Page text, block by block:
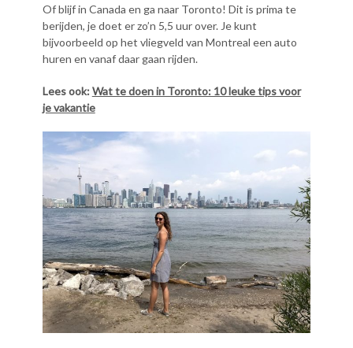
Of blijf in Canada en ga naar Toronto! Dit is prima te
berijden, je doet er zo’n 5,5 uur over. Je kunt
bijvoorbeeld op het vliegveld van Montreal een auto
huren en vanaf daar gaan rijden.
Lees ook:Wat te doen in Toronto: 10 leuke tips voor
je vakantie